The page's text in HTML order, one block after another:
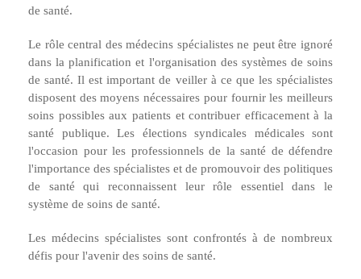
de santé.
Le rôle central des médecins spécialistes ne peut être ignoré
dans la planification et l'organisation des systèmes de soins
de santé. Il est important de veiller à ce que les spécialistes
disposent des moyens nécessaires pour fournir les meilleurs
soins possibles aux patients et contribuer efficacement à la
santé publique. Les élections syndicales médicales sont
l'occasion pour les professionnels de la santé de défendre
l'importance des spécialistes et de promouvoir des politiques
de santé qui reconnaissent leur rôle essentiel dans le
système de soins de santé.
Les médecins spécialistes sont confrontés à de nombreux
défis pour l'avenir des soins de santé.